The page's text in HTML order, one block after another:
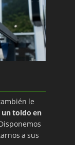
le
toldo en
a sus